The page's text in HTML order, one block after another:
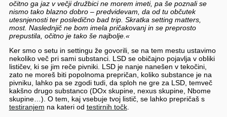
očitno ga jaz v večji družbici ne morem imeti, pa še poznali se
nismo tako blazno dobro – predvidevam, da od tu občutek
utesnjenosti ter posledično bad trip. Skratka setting matters,
most. Naslednjič ne bom imela pričakovanj in se preprosto
prepustila, očitno je tako še najbolje. «
Ker smo o setu in settingu že govorili, se na tem mestu ustavimo
nekoliko več pri sami substanci. LSD se običajno pojavlja v obliki
lističev, ki se jim reče pivniki. LSD je nanje nanešen v tekočini,
zato ne moreš biti popolnoma prepričan, koliko substance je na
pivniku, lahko pa se zgodi tudi, da sploh ne gre za LSD, temveč
kakšno drugo substanco (DOx skupine, nexus skupine, Nbome
skupine…). O tem, kaj vsebuje tvoj listič, se lahko prepričaš s
testiranjem na kateri od testirnih točk.